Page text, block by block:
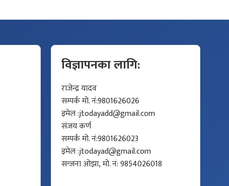
विज्ञापनका लागि:
राजेन्द्र यादव
सम्पर्क मो. नं:9801626026
इमेल :jtodayadd@gmail.com
संजय कर्ण
सम्पर्क मो. नं:9801626023
इमेल :jtodayad@gmail.com
सन्जना ओझा, मो. नं: 9854026018